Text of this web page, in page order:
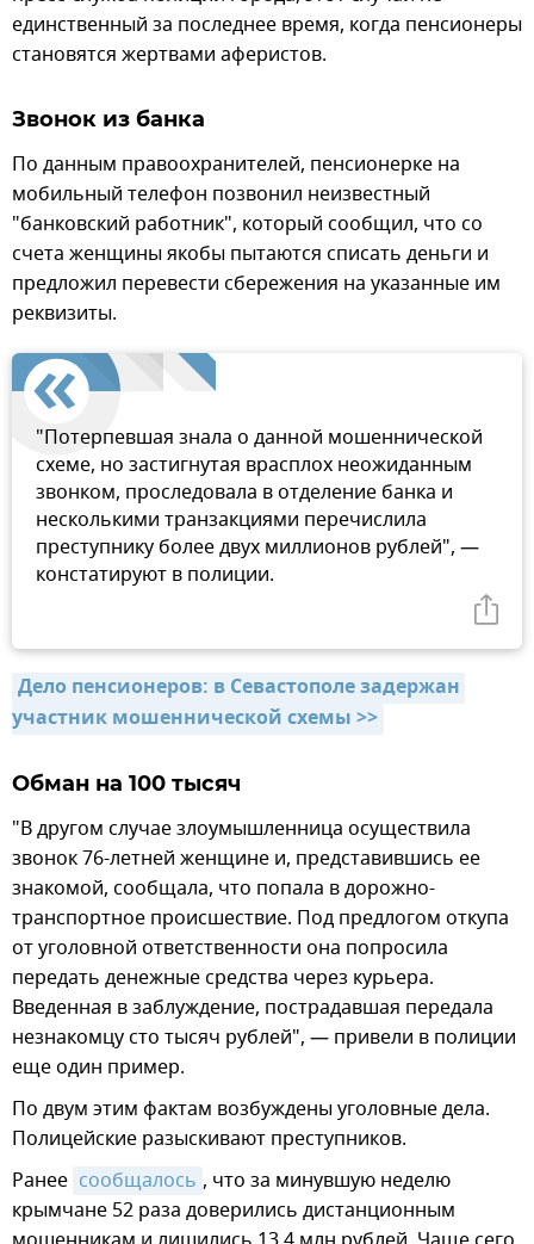
единственный за последнее время, когда пенсионеры
становятся жертвами аферистов.
Звонок из банка
По данным правоохранителей, пенсионерке на
мобильный телефон позвонил неизвестный
"банковский работник", который сообщил, что со
счета женщины якобы пытаются списать деньги и
предложил перевести сбережения на указанные им
реквизиты.
"Потерпевшая знала о данной мошеннической
схеме, но застигнутая врасплох неожиданным
звонком, проследовала в отделение банка и
несколькими транзакциями перечислила
преступнику более двух миллионов рублей", —
констатируют в полиции.
Дело пенсионеров: в Севастополе задержан
участник мошеннической схемы >>
Обман на 100 тысяч
"В другом случае злоумышленница осуществила
звонок 76-летней женщине и, представившись ее
знакомой, сообщала, что попала в дорожно-
транспортное происшествие. Под предлогом откупа
от уголовной ответственности она попросила
передать денежные средства через курьера.
Введенная в заблуждение, пострадавшая передала
незнакомцу сто тысяч рублей", — привели в полиции
еще один пример.
По двум этим фактам возбуждены уголовные дела.
Полицейские разыскивают преступников.
Ранее сообщалось , что за минувшую неделю
крымчане 52 раза доверились дистанционным